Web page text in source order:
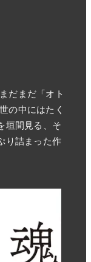
だまだ「オト
の中にはたく
垣間見る、そ
り詰まった作